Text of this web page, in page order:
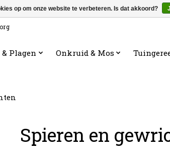
Plagen Onkruid & Mos
Spieren en
op om onze website te verbeteren. Is dat akkoord?